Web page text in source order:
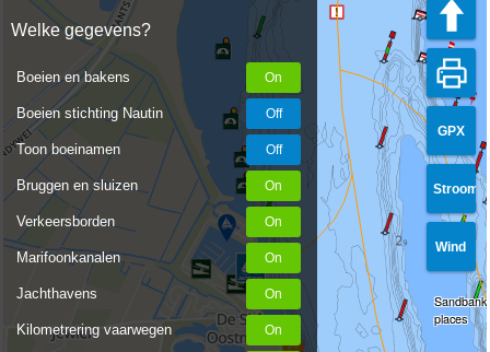
Welke gegevens?
Boeien en bakens
Boeien stichting Nautin
Toon boeinamen
Bruggen en sluizen
Verkeersborden
Marifoonkanalen
Jachthavens
Kilometrering vaarwegen
GPX
Stroom
Wind
places